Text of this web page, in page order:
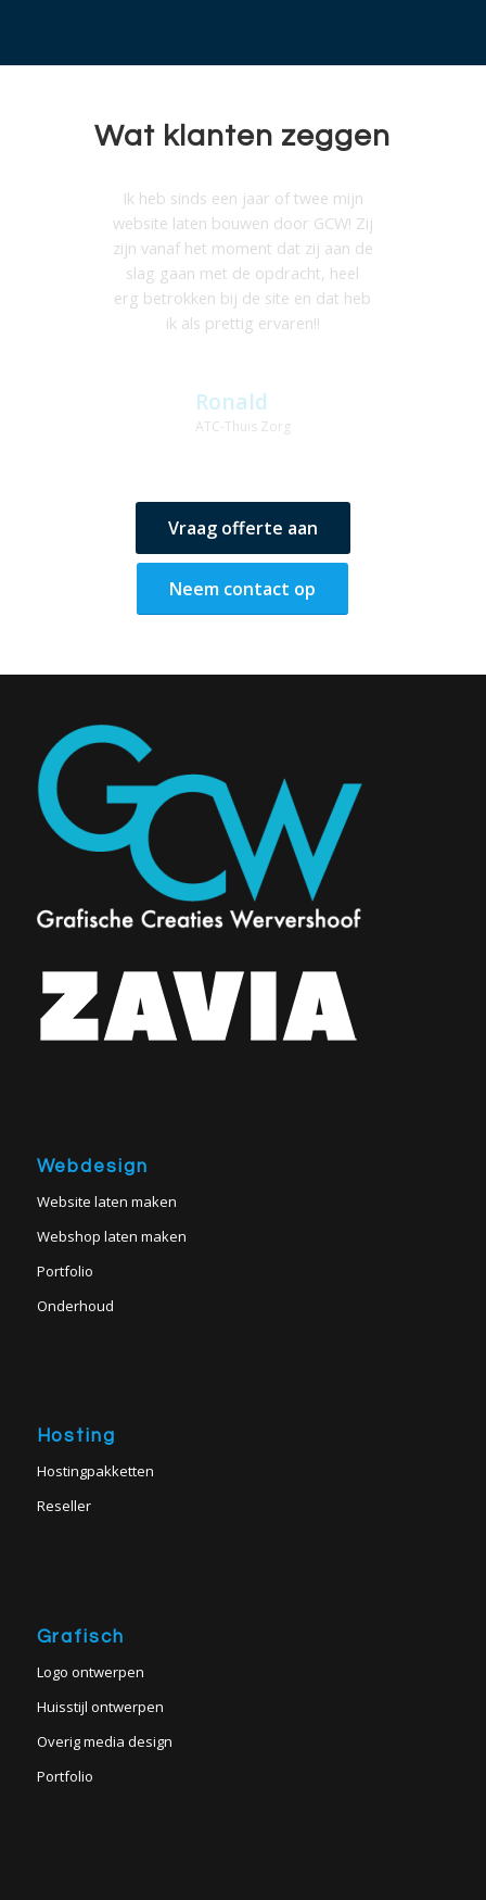
Wat klanten zeggen
Ik heb sinds een jaar of twee mijn
website laten bouwen door GCW! Zij
zijn vanaf het moment dat zij aan de
slag gaan met de opdracht, heel
erg betrokken bij de site en dat heb
ik als prettig ervaren!!
Ronald
ATC-Thuis Zorg
Vraag offerte aan
Neem contact op
Webdesign
Website laten maken
Webshop laten maken
Portfolio
Onderhoud
Hosting
Hostingpakketten
Reseller
Grafisch
Logo ontwerpen
Huisstijl ontwerpen
Overig media design
Portfolio